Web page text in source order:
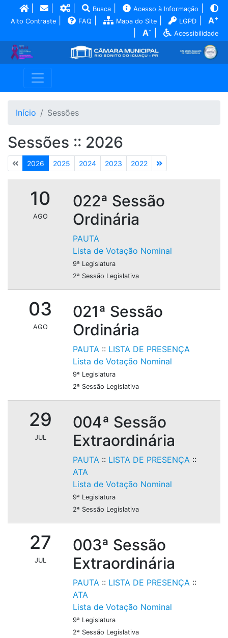
| Busca Acesso à Informação
Alto Contraste FAQ Mapa do Site LGPD A+
A- Acessibilidade
Início Sessões
Sessões :: 2026
2026 2025 2024 2023 2022
10
AGO
022ª Sessão
Ordinária
PAUTA
Lista de Votação Nominal
9ª Legislatura
2ª Sessão Legislativa
03
AGO
021ª Sessão
Ordinária
PAUTA:: LISTA DE PRESENÇA
Lista de Votação Nominal
9ª Legislatura
2ª Sessão Legislativa
29
JUL
004ª Sessão
Extraordinária
PAUTA:: LISTA DE PRESENÇA::
ATA
Lista de Votação Nominal
9ª Legislatura
2ª Sessão Legislativa
27
JUL
003ª Sessão
Extraordinária
PAUTA:: LISTA DE PRESENÇA::
ATA
Lista de Votação Nominal
9ª Legislatura
2ª Sessão Legislativa